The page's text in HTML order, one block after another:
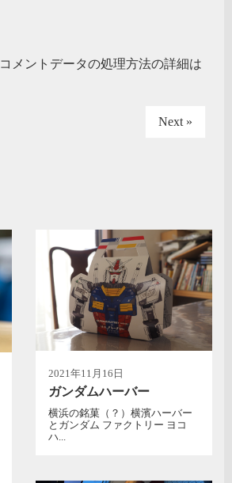
コメントデータの処理方法の詳細は
Next »
2021年11月16日
ガンダムハーバー
横浜の銘菓（？）横濱ハーバー
とガンダム ファクトリー ヨコ
ハ...